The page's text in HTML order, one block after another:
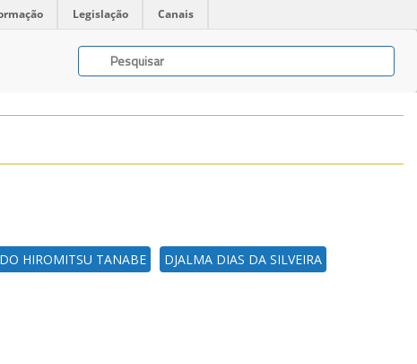
Legislação Canais
HIROMITSU TANABE DJALMA DIAS DA SILVEIRA